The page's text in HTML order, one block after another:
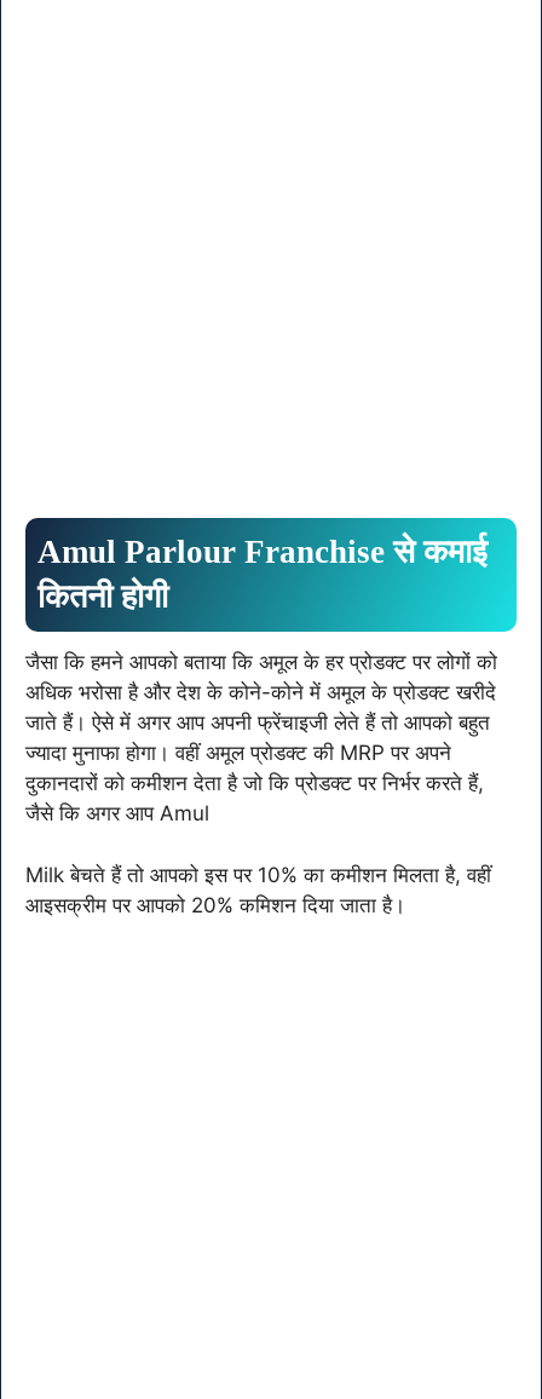
Amul Parlour Franchise से कमाई
कितनी होगी
जैसा कि हमने आपको बताया कि अमूल के हर प्रोडक्ट पर लोगों को
अधिक भरोसा है और देश के कोने-कोने में अमूल के प्रोडक्ट खरीदे
जाते हैं। ऐसे में अगर आप अपनी फ्रेंचाइजी लेते हैं तो आपको बहुत
ज्यादा मुनाफा होगा। वहीं अमूल प्रोडक्ट की MRP पर अपने
दुकानदारों को कमीशन देता है जो कि प्रोडक्ट पर निर्भर करते हैं,
जैसे कि अगर आप Amul
Milk बेचते हैं तो आपको इस पर 10% का कमीशन मिलता है, वहीं
आइसक्रीम पर आपको 20% कमिशन दिया जाता है।